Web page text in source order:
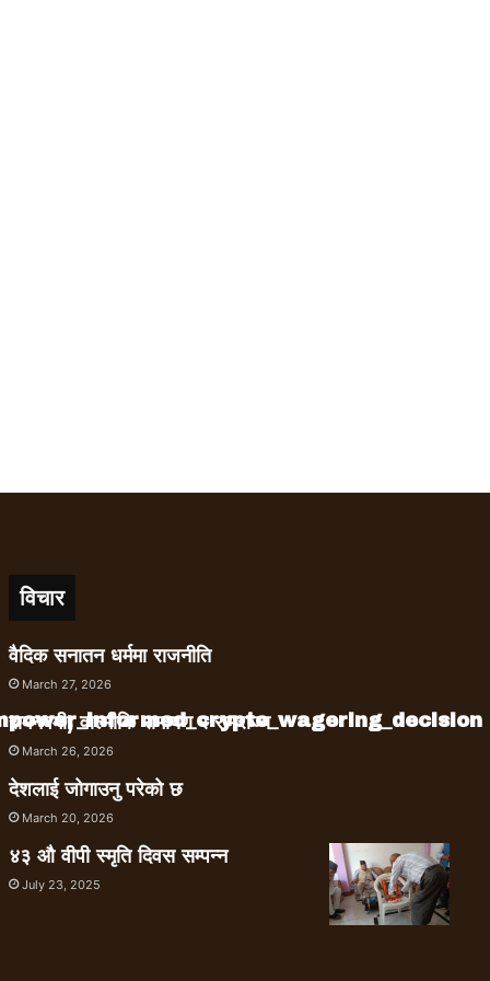
विचार
वैदिक सनातन धर्ममा राजनीति
March 27, 2026
रामनवमी, वाल्मीकि रामायण र रामराज्य
March 26, 2026
देशलाई जोगाउनु परेको छ
March 20, 2026
४३ औ वीपी स्मृति दिवस सम्पन्न
July 23, 2025